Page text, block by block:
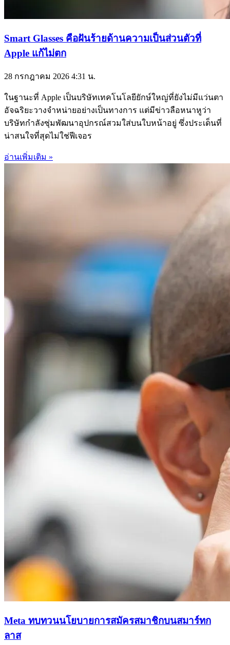
Smart Glasses คือฝันร้ายด้านความเป็นส่วนตัวที่
Apple แก้ไม่ตก
28 กรกฎาคม 2026 4:31 น.
ในฐานะที่ Apple เป็นบริษัทเทคโนโลยียักษ์ใหญ่ที่ยังไม่มีแว่นตา
อัจฉริยะวางจำหน่ายอย่างเป็นทางการ แต่มีข่าวลือหนาหูว่า
บริษัทกำลังซุ่มพัฒนาอุปกรณ์สวมใส่บนใบหน้าอยู่ ซึ่งประเด็นที่
น่าสนใจที่สุดไม่ใช่ฟีเจอร
อ่านเพิ่มเติม »
Meta ทบทวนนโยบายการสมัครสมาชิกบนสมาร์ทก
ลาส